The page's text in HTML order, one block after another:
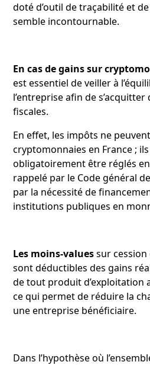
doté d’outil de traçabilité et
semble incontournable.
En cas de gains sur
est essentiel de veiller à
l’entreprise afin de
fiscales.
En effet, les impôts ne
cryptomonnaies en France ;
obligatoirement être réglés
rappelé par le Code général
par la nécessité de
institutions publiques en
Les moins-valuessur
sont déductibles des gains
de tout produit d’exploitation
ce qui permet de réduire la
une entreprise bénéficiaire.
Dans l’hypothèse où